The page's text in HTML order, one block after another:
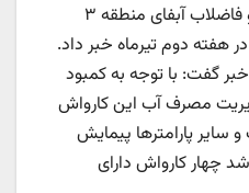
مدیر دفتر کنترل کیفیت آب و فاضلاب آبفای منطقه ۳
گفت: با توجه به کمبود
مصرف آب این کارواش
سایر پارامترها پیمایش
کارواش دارای